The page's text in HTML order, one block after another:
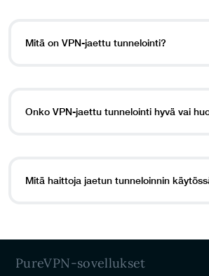
Mitä on VPN-jaettu tunnelointi?
Onko VPN-jaettu tunnelointi hyvä vai
Mitä haittoja jaetun tunneloinnin
PureVPN-sovellukset